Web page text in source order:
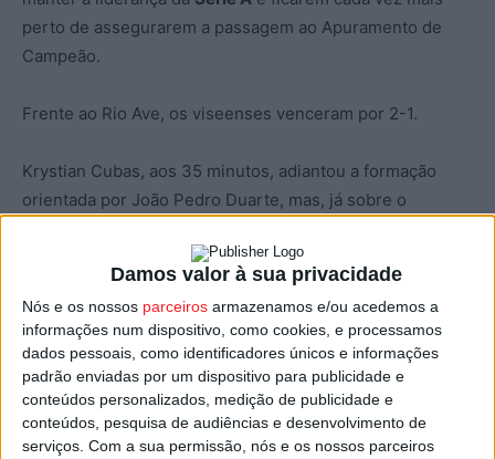
Damos valor à sua privacidade
Nós e os nossos parceiros armazenamos e/ou acedemos a
informações num dispositivo, como cookies, e processamos
dados pessoais, como identificadores únicos e informações
padrão enviadas por um dispositivo para publicidade e
conteúdos personalizados, medição de publicidade e
conteúdos, pesquisa de audiências e desenvolvimento de
serviços. Com a sua permissão, nós e os nossos parceiros
perto de assegurarem a passagem ao Apuramento de
Campeão.
Frente ao Rio Ave, os viseenses venceram por 2-1.
Krystian Cubas, aos 35 minutos, adiantou a formação
orientada por João Pedro Duarte, mas, já sobre o
No segundo tempo, Chamito, aos 81 minutos, fez o
segundo golo para o Académico de Viseu e garantiu os
três pontos.
Após a 11.ª jornada, a três do final da fase regular, o
Académico de Viseu segue na frente com 22 pontos.